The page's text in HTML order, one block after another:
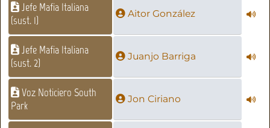
Jefe Mafia Italiana
(sust. 1)
Aitor González
Jefe Mafia Italiana
(sust. 2)
Juanjo Barriga
Voz Noticiero South
Park
Jon Ciriano